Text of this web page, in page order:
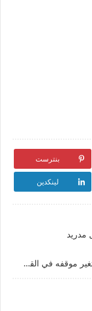
بنترست
لينكدين
مدريد
هل مكالمة بنزيما التي قامت المحكمة ببثها ستغير موقفه في القضية ؟